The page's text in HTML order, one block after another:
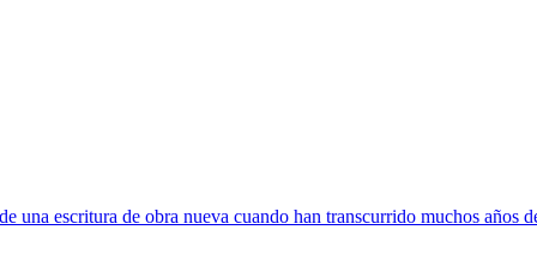
una escritura de obra nueva cuando han transcurrido muchos años